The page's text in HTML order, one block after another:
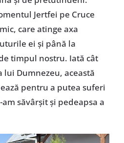
Jertfei pe Cruce
care atinge axa
ei și până la
timpul nostru. Iată cât
lui Dumnezeu, această
pentru a putea suferi
săvârșit și pedeapsa a